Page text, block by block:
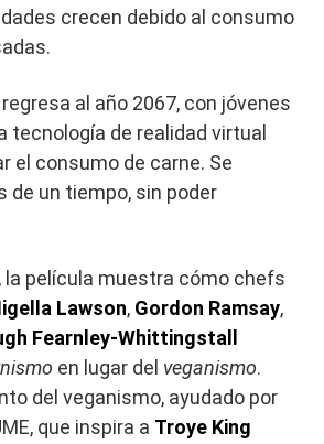
crecen debido al consumo
al año 2067, con jóvenes
tecnología de realidad virtual
el consumo de carne. Se
de un tiempo, sin poder
la película muestra cómo chefs
Lawson, Gordon Ramsay,
Fearnley-Whittingstall
en lugar del veganismo.
del veganismo, ayudado por
que inspira a Troye King